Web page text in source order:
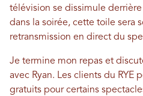
télévision se dissimule
dans la soirée, cette toile sera
retransmission en direct du
Je termine mon repas et
avec Ryan. Les clients du
gratuits pour certains